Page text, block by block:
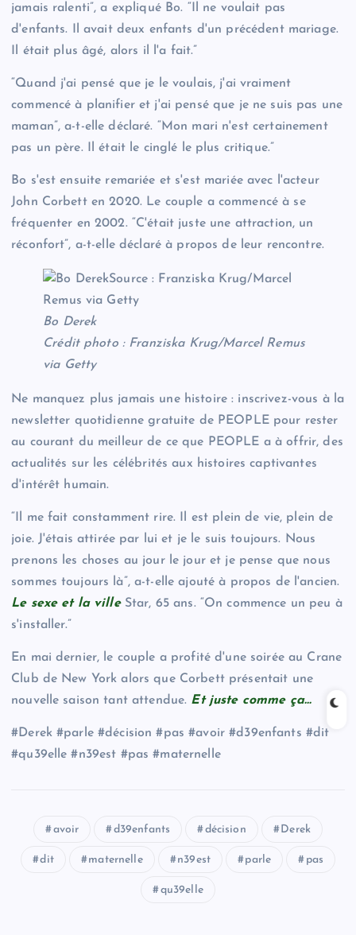
jamais ralenti”, a expliqué Bo. “Il ne voulait pas
d'enfants. Il avait deux enfants d'un précédent mariage.
Il était plus âgé, alors il l'a fait.”
“Quand j'ai pensé que je le voulais, j'ai vraiment
commencé à planifier et j'ai pensé que je ne suis pas une
maman”, a-t-elle déclaré. “Mon mari n'est certainement
pas un père. Il était le cinglé le plus critique.”
Bo s'est ensuite remariée et s'est mariée avec l'acteur
John Corbett en 2020. Le couple a commencé à se
fréquenter en 2002. “C'était juste une attraction, un
réconfort”, a-t-elle déclaré à propos de leur rencontre.
Bo Derek
Crédit photo : Franziska Krug/Marcel Remus
via Getty
Ne manquez plus jamais une histoire : inscrivez-vous à la
newsletter quotidienne gratuite de PEOPLE pour rester
au courant du meilleur de ce que PEOPLE a à offrir, des
actualités sur les célébrités aux histoires captivantes
d'intérêt humain.
“Il me fait constamment rire. Il est plein de vie, plein de
joie. J'étais attirée par lui et je le suis toujours. Nous
prenons les choses au jour le jour et je pense que nous
sommes toujours là”, a-t-elle ajouté à propos de l'ancien.
Le sexe et la villeStar, 65 ans. “On commence un peu à
s'installer.”
En mai dernier, le couple a profité d'une soirée au Crane
Club de New York alors que Corbett présentait une
nouvelle saison tant attendue. Et juste comme ça…
#Derek #parle #décision #pas #avoir #d39enfants #dit
#qu39elle #n39est #pas #maternelle
avoir d39enfants décision Derek
dit maternelle n39est parle pas
qu39elle